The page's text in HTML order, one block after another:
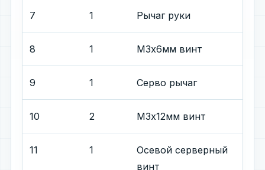
7 1 Рычаг руки
8 1 М3x6мм винт
9 1 Серво рычаг
10 2 М3х12мм винт
11 1
Осевой серверный
винт